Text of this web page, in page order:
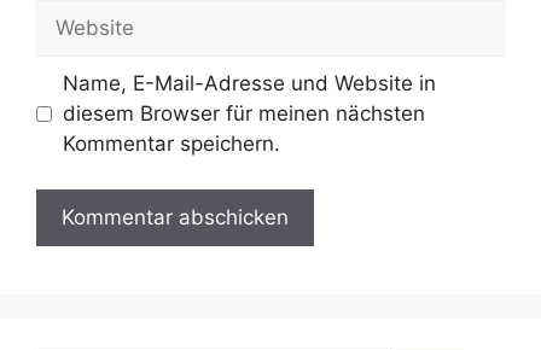
Name, E-Mail-Adresse und Website in
diesem Browser für meinen nächsten
Kommentar speichern.